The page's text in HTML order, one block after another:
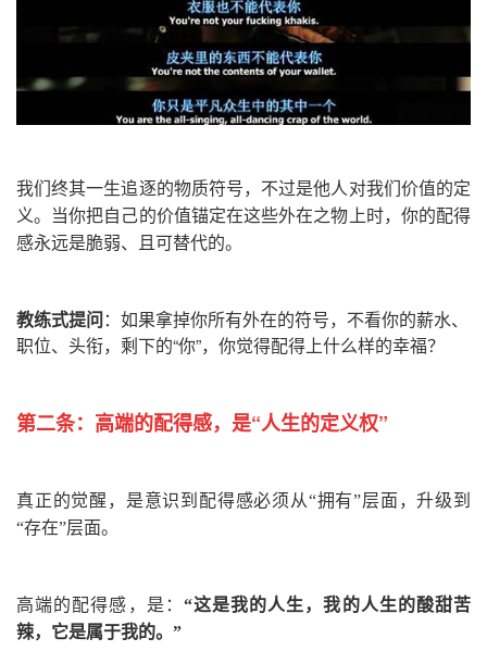
我们终其一生追逐的物质符号，不过是他人对我们价值的定
义。当你把自己的价值锚定在这些外在之物上时，你的配得
感永远是脆弱、且可替代的。
教练式提问：如果拿掉你所有外在的符号，不看你的薪水、
职位、头衔，剩下的“你”，你觉得配得上什么样的幸福？
第二条： 高端的配得感，是“人生的定义权”
真正的觉醒，是意识到配得感必须从“拥有”层面，升级到
“存在”层面。
高端的配得感，是： “这是我的人生，我的人生的酸甜苦
辣，它是属于我的。”